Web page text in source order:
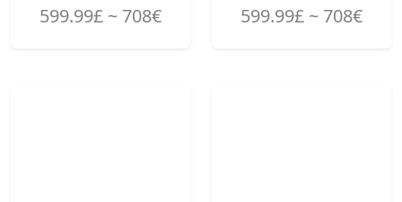
599.99£ ~ 708€ 599.99£ ~ 708€